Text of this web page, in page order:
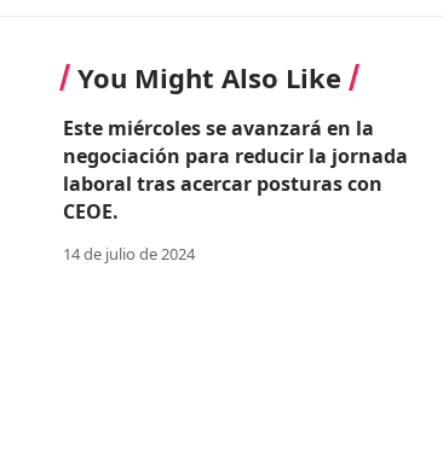
You Might Also Like
Este miércoles se avanzará en la
negociación para reducir la jornada
laboral tras acercar posturas con
CEOE.
14 de julio de 2024